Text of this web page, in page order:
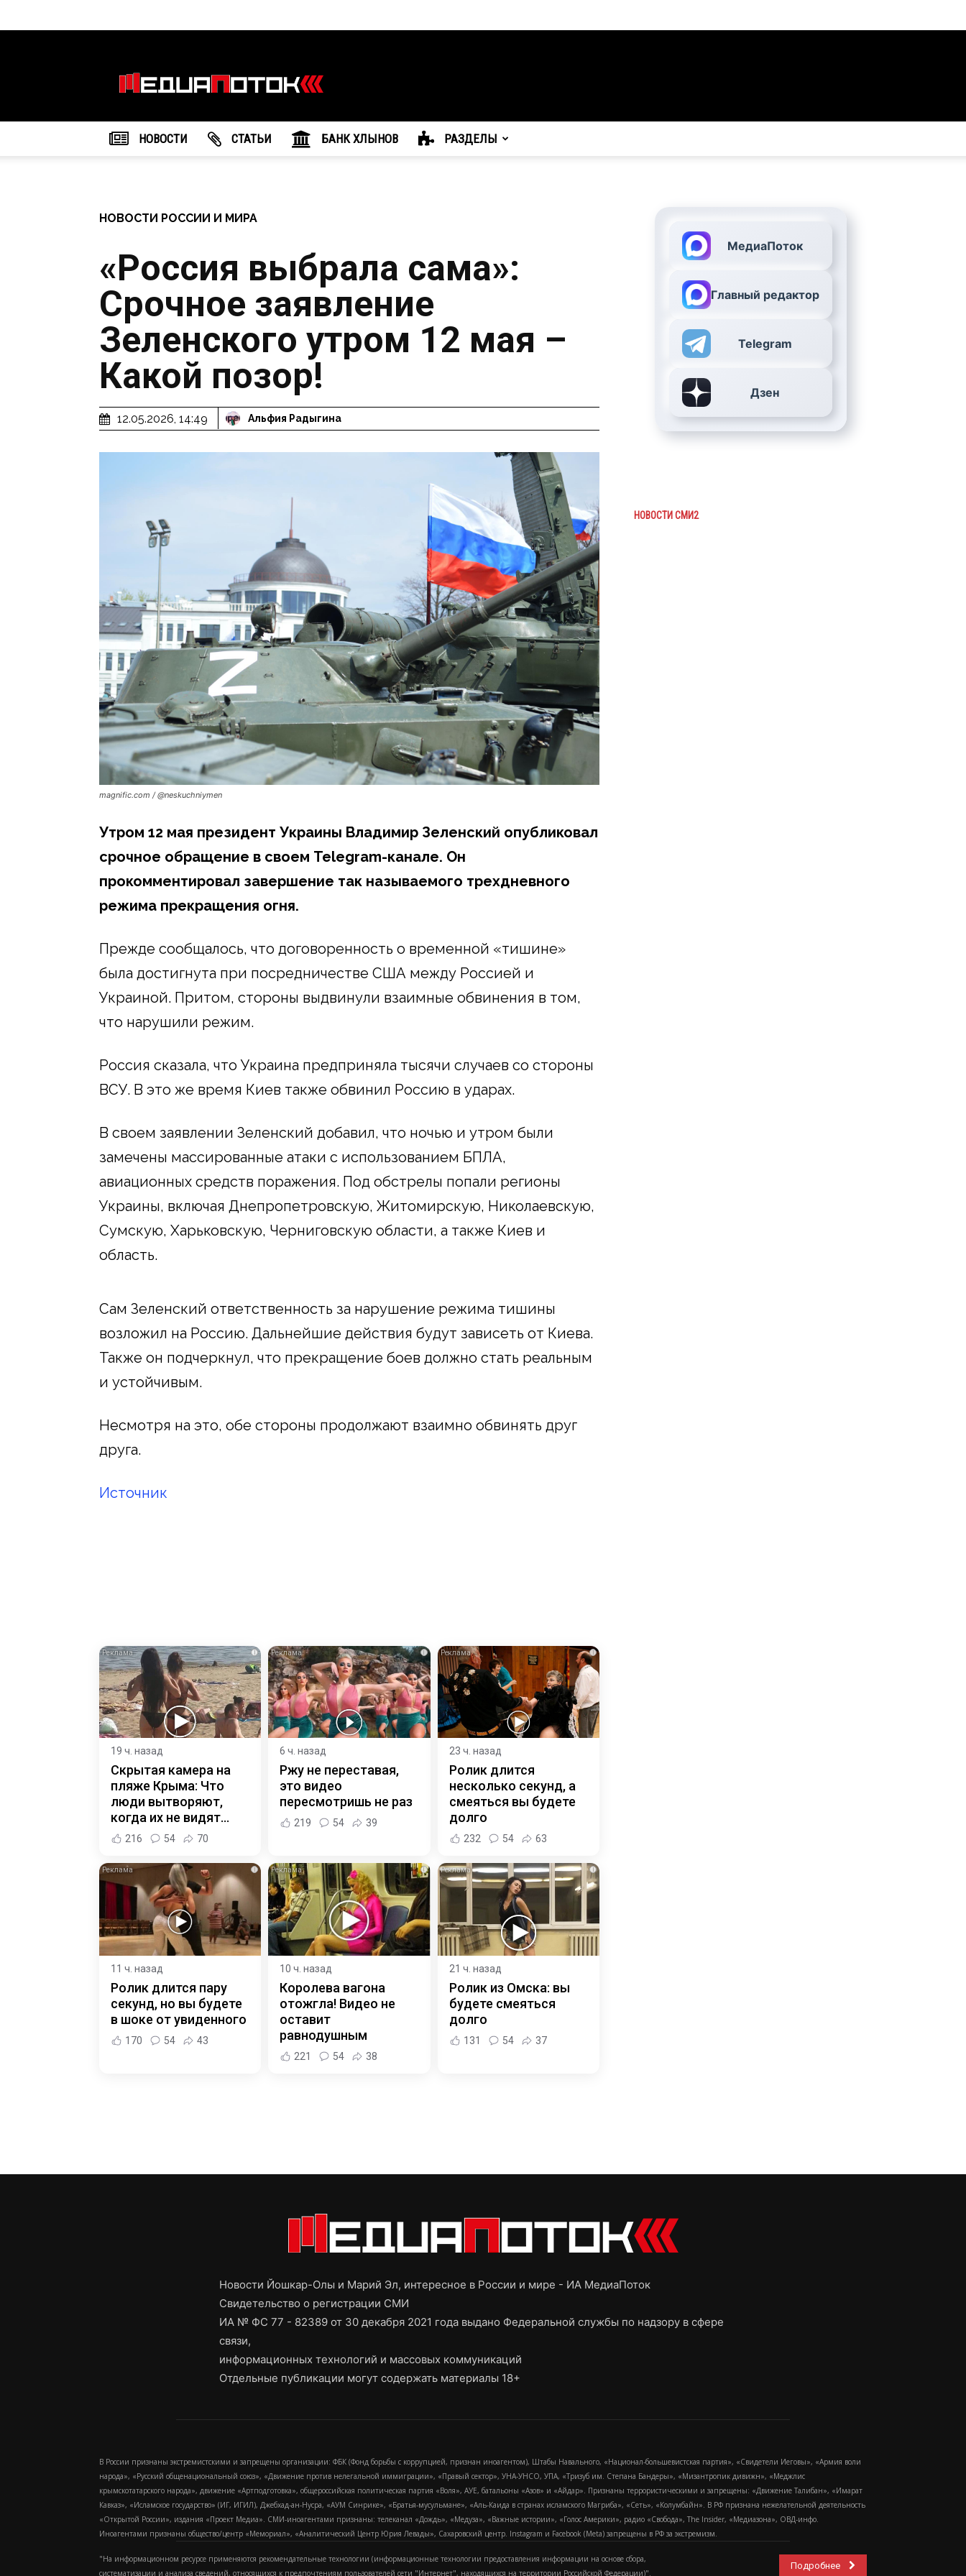
агентство
"МедиаПоток"
НОВОСТИ CТАТЬИ БАНК ХЛЫНОВ РАЗДЕЛЫ
НОВОСТИ РОССИИ И МИРА
«Россия выбрала сама»:
Срочное заявление
Зеленского утром 12 мая –
Какой позор!
12.05.2026, 14:49 Альфия Радыгина
magnific.com / @neskuchniymen
Утром 12 мая президент Украины Владимир Зеленский опубликовал
срочное обращение в своем Telegram-канале. Он
прокомментировал завершение так называемого трехдневного
режима прекращения огня.
Прежде сообщалось, что договоренность о временной «тишине»
была достигнута при посредничестве США между Россией и
Украиной. Притом, стороны выдвинули взаимные обвинения в том,
что нарушили режим.
Россия сказала, что Украина предприняла тысячи случаев со стороны
ВСУ. В это же время Киев также обвинил Россию в ударах.
В своем заявлении Зеленский добавил, что ночью и утром были
замечены массированные атаки с использованием БПЛА,
авиационных средств поражения. Под обстрелы попали регионы
Украины, включая Днепропетровскую, Житомирскую, Николаевскую,
Сумскую, Харьковскую, Черниговскую области, а также Киев и
область.
Сам Зеленский ответственность за нарушение режима тишины
возложил на Россию. Дальнейшие действия будут зависеть от Киева.
Также он подчеркнул, что прекращение боев должно стать реальным
и устойчивым.
Несмотря на это, обе стороны продолжают взаимно обвинять друг
друга.
Источник
i
19 ч. назад
Скрытая камера на
пляже Крыма: Что
люди вытворяют,
когда их не видят...
216 54 70
i
6 ч. назад
Ржу не переставая,
это видео
пересмотришь не раз
219 54 39
i
23 ч. назад
Ролик длится
несколько секунд, а
смеяться вы будете
долго
232 54 63
i
11 ч. назад
Ролик длится пару
секунд, но вы будете
в шоке от увиденного
170 54 43
i
10 ч. назад
Королева вагона
отожгла! Видео не
оставит
равнодушным
221 54 38
i
21 ч. назад
Ролик из Омска: вы
будете смеяться
долго
131 54 37
МедиаПоток
Главный редактор
Telegram
Дзен
НОВОСТИ СМИ2
Новости Йошкар-Олы и Марий Эл, интересное в России и мире - ИА МедиаПоток
Свидетельство о регистрации СМИ
ИА № ФС 77 - 82389 от 30 декабря 2021 года выдано Федеральной службы по надзору в сфере
связи,
информационных технологий и массовых коммуникаций
Отдельные публикации могут содержать материалы 18+
В России признаны экстремистскими и запрещены организации: ФБК (Фонд борьбы с коррупцией, признан иноагентом), Штабы Навального, «Национал-большевистская партия», «Свидетели Иеговы», «Армия воли
народа», «Русский общенациональный союз», «Движение против нелегальной иммиграции», «Правый сектор», УНА-УНСО, УПА, «Тризуб им. Степана Бандеры», «Мизантропик дивижн», «Меджлис
крымскотатарского народа», движение «Артподготовка», общероссийская политическая партия «Воля», АУЕ, батальоны «Азов» и «Айдар». Признаны террористическими и запрещены: «Движение Талибан», «Имарат
Кавказ», «Исламское государство» (ИГ, ИГИЛ), Джебхад-ан-Нусра, «АУМ Синрике», «Братья-мусульмане», «Аль-Каида в странах исламского Магриба», «Сеть», «Колумбайн». В РФ признана нежелательной деятельность
«Открытой России», издания «Проект Медиа». СМИ-иноагентами признаны: телеканал «Дождь», «Медуза», «Важные истории», «Голос Америки», радио «Свобода», The Insider, «Медиазона», ОВД-инфо.
Иноагентами признаны общество/центр «Мемориал», «Аналитический Центр Юрия Левады», Сахаровский центр. Instagram и Facebook (Metа) запрещены в РФ за экстремизм.
"На информационном ресурсе применяются рекомендательные технологии (информационные технологии предоставления информации на основе сбора,
систематизации и анализа сведений, относящихся к предпочтениям пользователей сети "Интернет", находящихся на территории Российской Федерации)".
Подробнее